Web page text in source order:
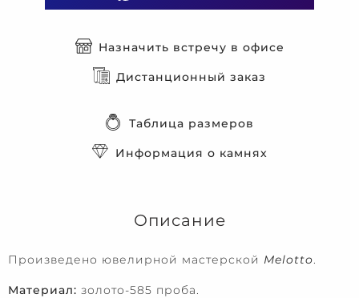
Назначить встречу в офисе
Дистанционный заказ
Таблица размеров
Информация о камнях
Описание
Произведено ювелирной мастерской Melotto.
Материал: золото-585 проба.